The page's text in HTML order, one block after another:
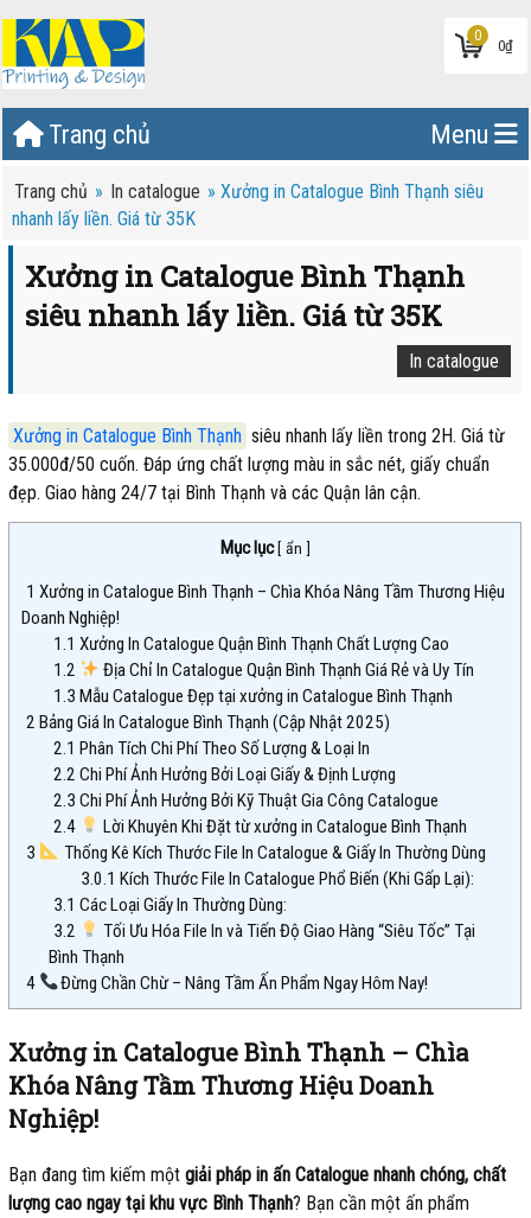
0
0₫
Trang chủ Menu
Trang chủ » In catalogue »Xưởng in Catalogue Bình Thạnh siêu
nhanh lấy liền. Giá từ 35K
Xưởng in Catalogue Bình Thạnh
siêu nhanh lấy liền. Giá từ 35K
In catalogue
Xưởng in Catalogue Bình Thạnh siêu nhanh lấy liền trong 2H. Giá từ
35.000đ/50 cuốn. Đáp ứng chất lượng màu in sắc nét, giấy chuẩn
đẹp. Giao hàng 24/7 tại Bình Thạnh và các Quận lân cận.
Mục lục [ ẩn ]
1 Xưởng in Catalogue Bình Thạnh – Chìa Khóa Nâng Tầm Thương Hiệu
Doanh Nghiệp!
1.1 Xưởng In Catalogue Quận Bình Thạnh Chất Lượng Cao
1.2
Địa Chỉ In Catalogue Quận Bình Thạnh Giá Rẻ và Uy Tín
1.3 Mẫu Catalogue Đẹp tại xưởng in Catalogue Bình Thạnh
2 Bảng Giá In Catalogue Bình Thạnh (Cập Nhật 2025)
2.1 Phân Tích Chi Phí Theo Số Lượng & Loại In
2.2 Chi Phí Ảnh Hưởng Bởi Loại Giấy & Định Lượng
2.3 Chi Phí Ảnh Hưởng Bởi Kỹ Thuật Gia Công Catalogue
2.4
Lời Khuyên Khi Đặt từ xưởng in Catalogue Bình Thạnh
3
Thống Kê Kích Thước File In Catalogue & Giấy In Thường Dùng
3.0.1 Kích Thước File In Catalogue Phổ Biến (Khi Gấp Lại):
3.1 Các Loại Giấy In Thường Dùng:
3.2
Tối Ưu Hóa File In và Tiến Độ Giao Hàng “Siêu Tốc” Tại
Bình Thạnh
4
Đừng Chần Chừ – Nâng Tầm Ấn Phẩm Ngay Hôm Nay!
Xưởng in Catalogue Bình Thạnh – Chìa
Khóa Nâng Tầm Thương Hiệu Doanh
Nghiệp!
Bạn đang tìm kiếm mộtgiải pháp in ấn Catalogue nhanh chóng, chất
lượng cao ngay tại khu vực Bình Thạnh? Bạn cần một ấn phẩm